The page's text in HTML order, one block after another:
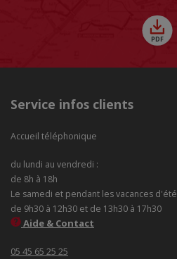
Service infos clients
Accueil téléphonique
du lundi au vendredi :
de 8h à 18h
Le samedi et pendant les vacances d'été
de 9h30 à 12h30 et de 13h30 à 17h30
Aide & Contact
05 45 65 25 25